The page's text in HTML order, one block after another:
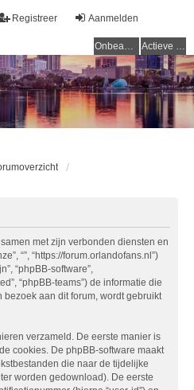
Aanmelden
Registreer
Onbeantwoorde onderwerpen Actieve onderwerpen
met zijn verbonden diensten en
“”, “https://forum.orlandofans.nl”)
“phpBB-software”,
“phpBB-teams”) de informatie die
aan dit forum, wordt gebruikt
verzameld. De eerste manier is
cookies. De phpBB-software maakt
die naar de tijdelijke
worden gedownload). De eerste